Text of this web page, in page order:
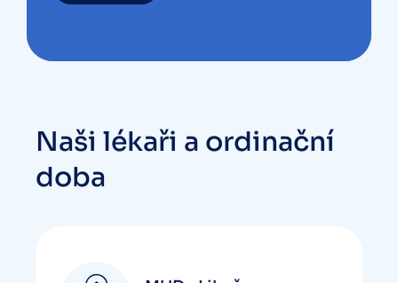
Naši lékaři a ordinační
doba